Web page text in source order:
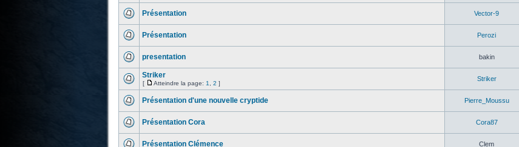
Présentation Vector-9
Présentation Perozi
presentation bakin
Striker
[ Atteindre la page: 1 2 ]
Striker
Présentation d'une nouvelle cryptide Pierre_Moussu
Présentation Cora Cora87
Présentation Clémence Clem